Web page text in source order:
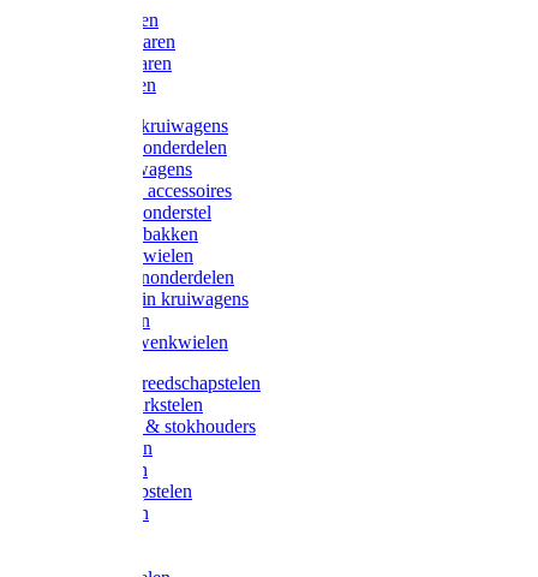
Snoeischaren
Heggenscharen
Takkenscharen
Snoeimessen
Landbouwkruiwagens
Kruiwagenonderdelen
Bouwkruiwagens
Kruiwagen accessoires
Kruiwagenonderstel
Kruiwagenbakken
Kruiwagenwielen
Steekwagenonderdelen
Huis en Tuin kruiwagens
Steekwagen
Bok- en Zwenkwielen
Overige gereedschapstelen
Bezem-/Harkstelen
Handvaten & stokhouders
Hamerstelen
Spadestelen
Graanschopstelen
Schopstelen